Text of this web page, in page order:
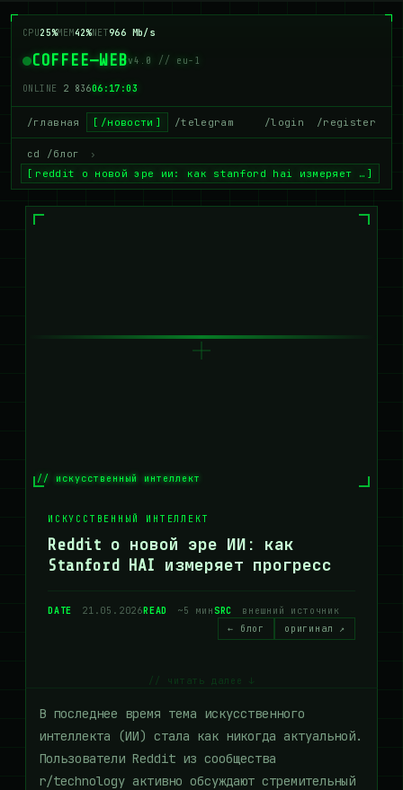
CPU25%MEM42%NET966 Mb/s
COFFEE—WEBv4.0 // eu-1
ONLINE 2 83606:17:04
/главная /новости /telegram /login /register
cd /блог
›
reddit о новой эре ии: как stanford hai измеряет …
// искусственный интеллект
ИСКУССТВЕННЫЙ ИНТЕЛЛЕКТ
Reddit о новой эре ИИ: как
Stanford HAI измеряет прогресс
DATE 21.05.2026READ ~5 минSRC
внешний источник
← блог
оригинал ↗
// читать далее ↓
В последнее время тема искусственного
интеллекта (ИИ) стала как никогда актуальной.
Пользователи Reddit из сообщества
r/technology активно обсуждают стремительный